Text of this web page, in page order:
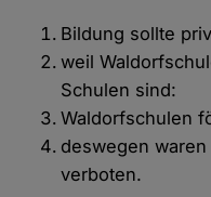
Bildung sollte
weil
Schulen sind:
Waldorfschulen
deswegen
verboten.